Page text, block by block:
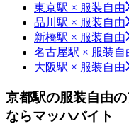
東京駅 × 服装自由
品川駅 × 服装自由
新橋駅 × 服装自由
名古屋駅 × 服装自
大阪駅 × 服装自由
京都駅の服装自由
ならマッハバイト